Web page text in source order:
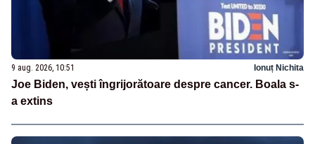
9 aug. 2026, 10:51 Ionuț Nichita
Joe Biden, vești îngrijorătoare despre cancer. Boala s-
a extins